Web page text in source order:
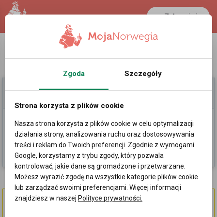
Zaloguj się
LANCASTER
22.7 °C 0.39 PLN
Moje Ogłoszenia Pomoc
Dodaj
Sortowanie losowe
Ogłoszenia w Bergen
CIEŚLA KONSTRUKCYJNY BERGEN
Zgoda Szczegóły
Strona korzysta z plików cookie
Nasza strona korzysta z plików cookie w celu optymalizacji
działania strony, analizowania ruchu oraz dostosowywania
treści i reklam do Twoich preferencji. Zgodnie z wymogami
Google, korzystamy z trybu zgody, który pozwala
kontrolować, jakie dane są gromadzone i przetwarzane.
Możesz wyrazić zgodę na wszystkie kategorie plików cookie
lub zarządzać swoimi preferencjami. Więcej informacji
znajdziesz w naszej Polityce prywatności.